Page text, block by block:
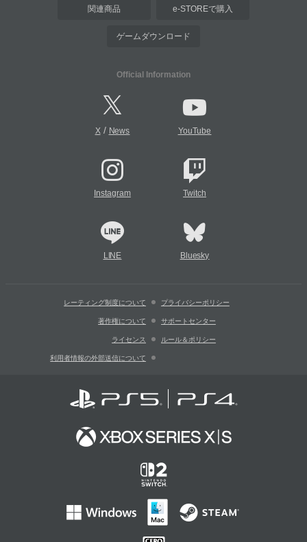
関連商品 e-STOREで購入
ゲームダウンロード
Official Information
X/ News YouTube
Instagram Twitch
LINE Bluesky
レーティング制度について プライバシーポリシー
著作権について サポートセンター
ライセンス ルール＆ポリシー
利用者情報の外部送信について